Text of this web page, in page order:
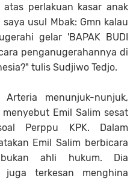
perlakuan kasar anak
usul Mbak: Gmn kalau
gelar 'BAPAK BUDI
penganugerahannya di
tulis Sudjiwo Tedjo.
Arteria menunjuk-nunjuk,
Emil Salim sesat
Perppu KPK. Dalam
Emil Salim berbicara
ahli hukum. Dia
juga terkesan menghina